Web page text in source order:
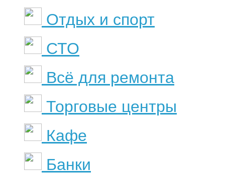
Отдых и спорт
СТО
Всё для ремонта
Торговые центры
Кафе
Банки